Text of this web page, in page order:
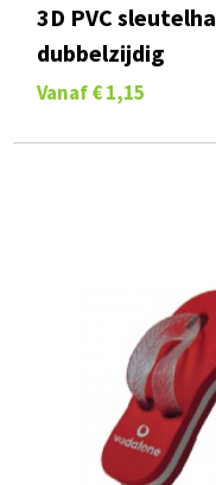
3D PVC
dubbelzijdig
Vanaf € 1,15